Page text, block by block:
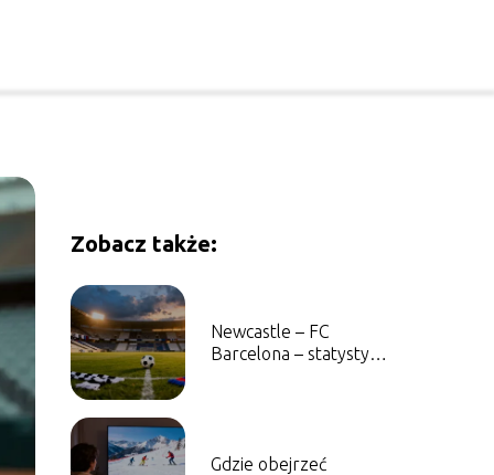
Zobacz także:
Newcastle – FC
Barcelona – statystyki,
Gdzie obejrzeć